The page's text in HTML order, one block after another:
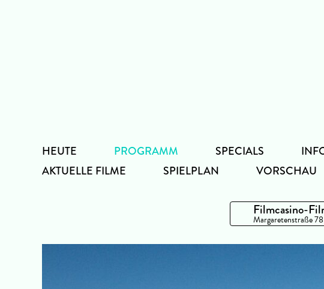
HEUTE
PROGRAMM
AKTUELLE FILME
SPIELPLAN VORSCHAU
SPECIALS
Filmcasino-
Margaretenstraße 78